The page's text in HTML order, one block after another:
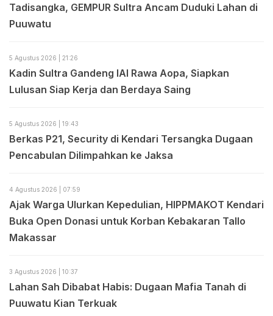
Tadisangka, GEMPUR Sultra Ancam Duduki Lahan di
Puuwatu
5 Agustus 2026 | 21:26
Kadin Sultra Gandeng IAI Rawa Aopa, Siapkan
Lulusan Siap Kerja dan Berdaya Saing
5 Agustus 2026 | 19:43
Berkas P21, Security di Kendari Tersangka Dugaan
Pencabulan Dilimpahkan ke Jaksa
4 Agustus 2026 | 07:59
Ajak Warga Ulurkan Kepedulian, HIPPMAKOT Kendari
Buka Open Donasi untuk Korban Kebakaran Tallo
Makassar
3 Agustus 2026 | 10:37
Lahan Sah Dibabat Habis: Dugaan Mafia Tanah di
Puuwatu Kian Terkuak